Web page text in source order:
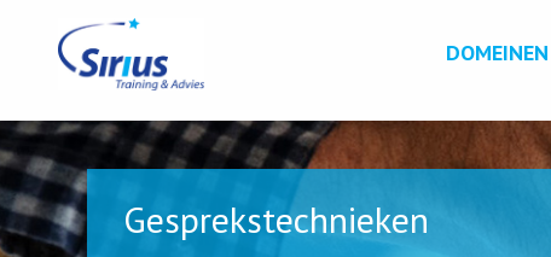
DOMEINEN
Gesprekstechnieken